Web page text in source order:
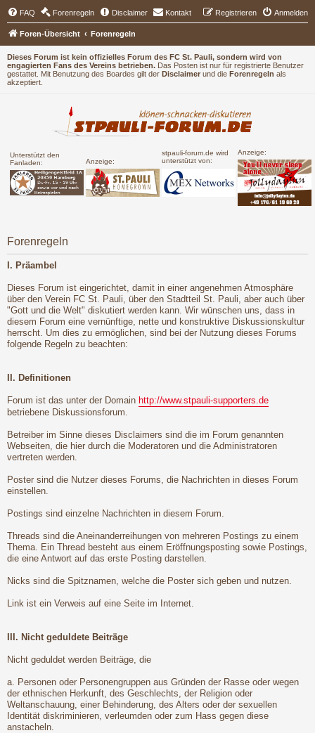
Dieses Forum ist kein offizielles Forum des FC St. Pauli, sondern wird von
engagierten Fans des Vereins betrieben. Das Posten ist nur für registrierte Benutzer
gestattet. Mit Benutzung des Boardes gilt der Disclaimer und die Forenregeln als
akzeptiert.
Unterstützt den
Fanladen:
Anzeige:
stpauli-forum.de wird
unterstützt von:
Anzeige:
FAQ Forenregeln Disclaimer Kontakt Anmelden
Registrieren
Foren-Übersicht Forenregeln
Forenregeln
I. Präambel
Dieses Forum ist eingerichtet, damit in einer angenehmen Atmosphäre
über den Verein FC St. Pauli, über den Stadtteil St. Pauli, aber auch über
"Gott und die Welt" diskutiert werden kann. Wir wünschen uns, dass in
diesem Forum eine vernünftige, nette und konstruktive Diskussionskultur
herrscht. Um dies zu ermöglichen, sind bei der Nutzung dieses Forums
folgende Regeln zu beachten:
II. Definitionen
Forum ist das unter der Domain http://www.stpauli-supporters.de
betriebene Diskussionsforum.
Betreiber im Sinne dieses Disclaimers sind die im Forum genannten
Webseiten, die hier durch die Moderatoren und die Administratoren
vertreten werden.
Poster sind die Nutzer dieses Forums, die Nachrichten in dieses Forum
einstellen.
Postings sind einzelne Nachrichten in diesem Forum.
Threads sind die Aneinanderreihungen von mehreren Postings zu einem
Thema. Ein Thread besteht aus einem Eröffnungsposting sowie Postings,
die eine Antwort auf das erste Posting darstellen.
Nicks sind die Spitznamen, welche die Poster sich geben und nutzen.
Link ist ein Verweis auf eine Seite im Internet.
III. Nicht geduldete Beiträge
Nicht geduldet werden Beiträge, die
a. Personen oder Personengruppen aus Gründen der Rasse oder wegen
der ethnischen Herkunft, des Geschlechts, der Religion oder
Weltanschauung, einer Behinderung, des Alters oder der sexuellen
Identität diskriminieren, verleumden oder zum Hass gegen diese
anstacheln.